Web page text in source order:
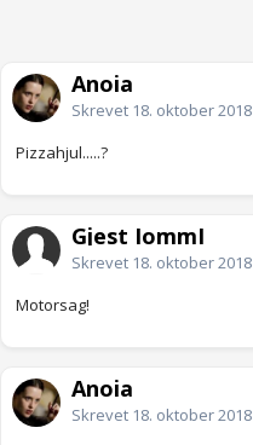
Anoia
Skrevet 18. oktober 2018
Pizzahjul.....?
Gjest IommI
Skrevet 18. oktober 2018
Motorsag!
Anoia
Skrevet 18. oktober 2018